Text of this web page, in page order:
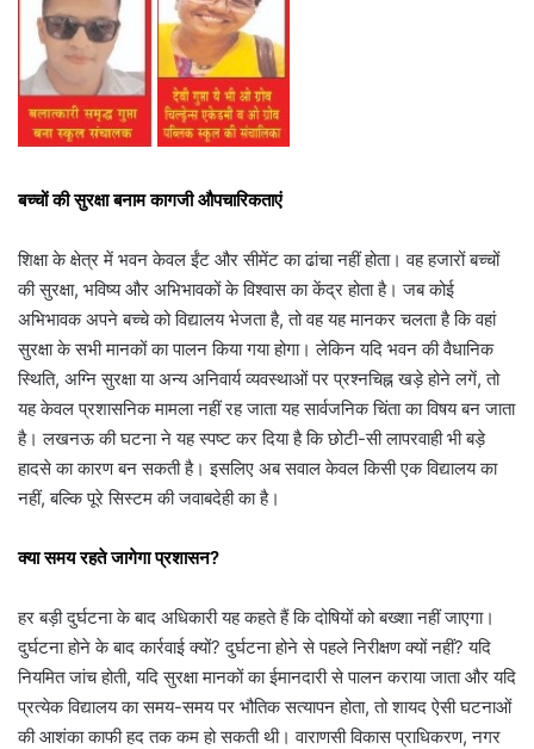
बच्चों की सुरक्षा बनाम कागजी औपचारिकताएं
शिक्षा के क्षेत्र में भवन केवल ईंट और सीमेंट का ढांचा नहीं होता। वह हजारों बच्चों
की सुरक्षा, भविष्य और अभिभावकों के विश्वास का केंद्र होता है। जब कोई
अभिभावक अपने बच्चे को विद्यालय भेजता है, तो वह यह मानकर चलता है कि वहां
सुरक्षा के सभी मानकों का पालन किया गया होगा। लेकिन यदि भवन की वैधानिक
स्थिति, अग्नि सुरक्षा या अन्य अनिवार्य व्यवस्थाओं पर प्रश्नचिह्न खड़े होने लगें, तो
यह केवल प्रशासनिक मामला नहीं रह जाता यह सार्वजनिक चिंता का विषय बन जाता
है। लखनऊ की घटना ने यह स्पष्ट कर दिया है कि छोटी-सी लापरवाही भी बड़े
हादसे का कारण बन सकती है। इसलिए अब सवाल केवल किसी एक विद्यालय का
नहीं, बल्कि पूरे सिस्टम की जवाबदेही का है।
क्या समय रहते जागेगा प्रशासन?
हर बड़ी दुर्घटना के बाद अधिकारी यह कहते हैं कि दोषियों को बख्शा नहीं जाएगा।
दुर्घटना होने के बाद कार्रवाई क्यों? दुर्घटना होने से पहले निरीक्षण क्यों नहीं? यदि
नियमित जांच होती, यदि सुरक्षा मानकों का ईमानदारी से पालन कराया जाता और यदि
प्रत्येक विद्यालय का समय-समय पर भौतिक सत्यापन होता, तो शायद ऐसी घटनाओं
की आशंका काफी हद तक कम हो सकती थी। वाराणसी विकास प्राधिकरण, नगर